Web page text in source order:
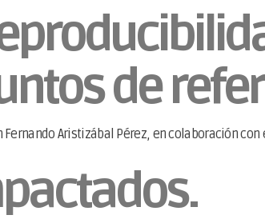
de
Aristizábal Pérez, en colaboración